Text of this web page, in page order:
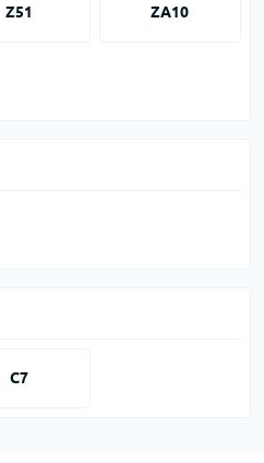
Z51 ZA10
С7